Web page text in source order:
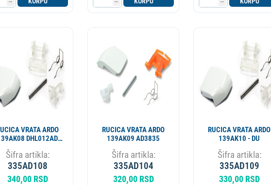
h h h
VRATA ARDO
DHL012AD
Šifra artikla:
335AD108
340,00 RSD
RUCICA VRATA ARDO
139AK09 AD3835
Šifra artikla:
335AD104
320,00 RSD
RUCICA VRATA ARDO
139AK10 - DU
Šifra artikla:
335AD109
330,00 RSD